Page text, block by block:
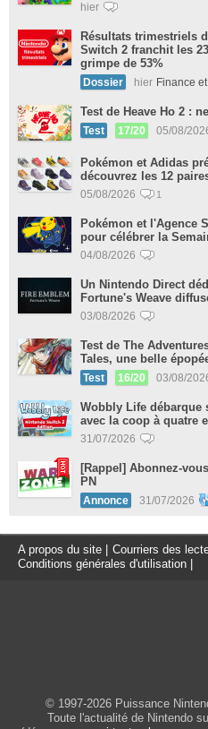
hier
Résultats trimestriels
Switch 2 franchit les
grimpe de 53%
Dossier hier Finance
Test de Heave Ho 2 :
Test 17/20 05/08/
Pokémon et Adidas
découvrez les 12
05/08/2026 1
Pokémon et l'Agence
pour célébrer la
04/08/2026
Un Nintendo Direct
Fortune's Weave
03/08/2026
Test de The
Tales, une belle
Test 16/20 03/08/
Wobbly Life débarque
avec la coop à quatre
31/07/2026
[Rappel] Abonnez-
PN
Annonce 31/07/2026
A propos du site Courriers des
Conditions générales d'utilisation
© 1997-2026 Puissance
Toute l'actualité de Nintendo